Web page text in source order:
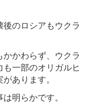
のロシアもウクラ
かわらず、ウクラ
一部のオリガルヒ
あります。
明らかです。